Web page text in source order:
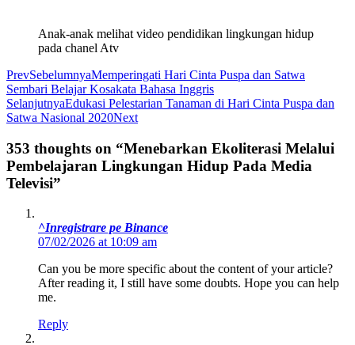
Anak-anak melihat video pendidikan lingkungan hidup
pada chanel Atv
PrevSebelumnyaMemperingati Hari Cinta Puspa dan Satwa
Sembari Belajar Kosakata Bahasa Inggris
SelanjutnyaEdukasi Pelestarian Tanaman di Hari Cinta Puspa dan
Satwa Nasional 2020Next
353 thoughts on “Menebarkan Ekoliterasi Melalui
Pembelajaran Lingkungan Hidup Pada Media
Televisi”
^Inregistrare pe Binance
07/02/2026 at 10:09 am
Can you be more specific about the content of your article?
After reading it, I still have some doubts. Hope you can help
me.
Reply